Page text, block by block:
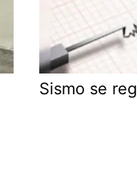
Sismo se